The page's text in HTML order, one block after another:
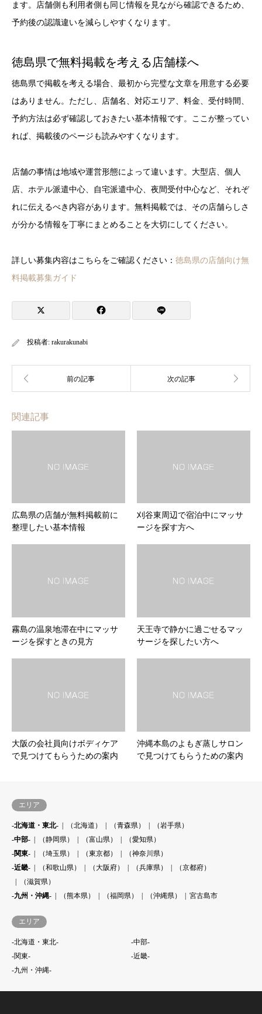
ます。店舗側も利用者側も同じ情報を見ながら確認できるため、
予約後の認識違いを減らしやすくなります。
徳島県で無料掲載を考える店舗様へ
徳島県で掲載を考える場合、最初から完璧な文章を用意する必要
はありません。ただし、店舗名、対応エリア、料金、受付時間、
予約方法は必ず確認しておきたい基本情報です。ここが整ってい
れば、掲載後のページも読みやすくなります。
店舗の事情は地域や運営形態によって違います。大型店、個人
店、ホテル派遣中心、自宅派遣中心、夜間受付中心など、それぞ
れに伝えるべき内容があります。無料掲載では、その店舗らしさ
が分かる情報を丁寧にまとめることを大切にしてください。
詳しい募集内容はこちらをご確認ください： 徳島県の店舗向け無
料掲載募集ガイド
投稿者: rakurakunabi
関連記事
広島県の店舗が無料掲載前に
整理したい基本情報
刈谷東周辺で宿泊中にマッサ
ージを探す方へ
霧島の温泉地滞在中にマッサ
ージを探すときの見方
天王寺で静かに過ごせるマッ
サージを探したい方へ
大阪の会社員向けボディケア
で見つけてもらうための案内
沖縄本島のよもぎ蒸しサロン
で見つけてもらうための案内
エリア
-北海道・東北- （北海道） （青森県）
（岩手県）
-中部-
（静岡県） （富山県）
（愛知県）
-関東-
（埼玉県） （東京都）
（神奈川県）
-近畿-
（和歌山県） （大阪府） （兵庫県）
（京都府）
（滋賀県）
-九州・沖縄-
（熊本県） （福岡県） （沖縄県） 宮古島市
エリア
-北海道・東北-
-中部-
-関東-
-近畿-
-九州・沖縄-